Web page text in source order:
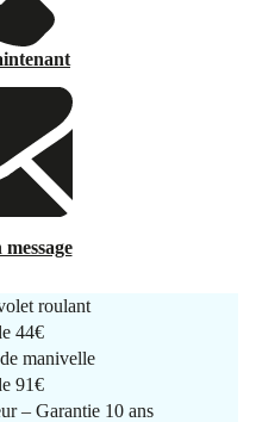
roulant
44€
manivelle
91€
– Garantie 10 ans